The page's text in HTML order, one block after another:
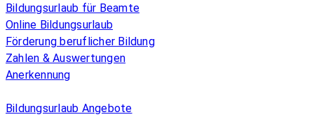
Bildungsurlaub für Beamte
Online Bildungsurlaub
Förderung beruflicher Bildung
Zahlen & Auswertungen
Anerkennung
Bildungsurlaub Angebote